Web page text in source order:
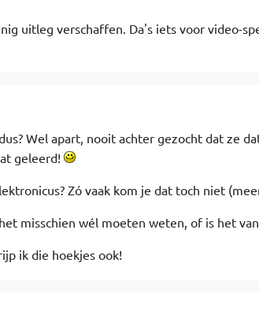
uitleg verschaffen. Da's iets voor video-
Wel apart, nooit achter gezocht dat ze
geleerd!
Zó vaak kom je dat toch niet
misschien wél moeten weten, of is het
ik die hoekjes ook!